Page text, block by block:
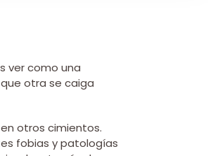
ver como una
otra se caiga
otros cimientos.
fobias y patologías